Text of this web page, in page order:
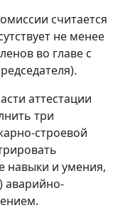
считается
не менее
во главе с
аттестации
три
строевой
навыки и умения,
аварийно-